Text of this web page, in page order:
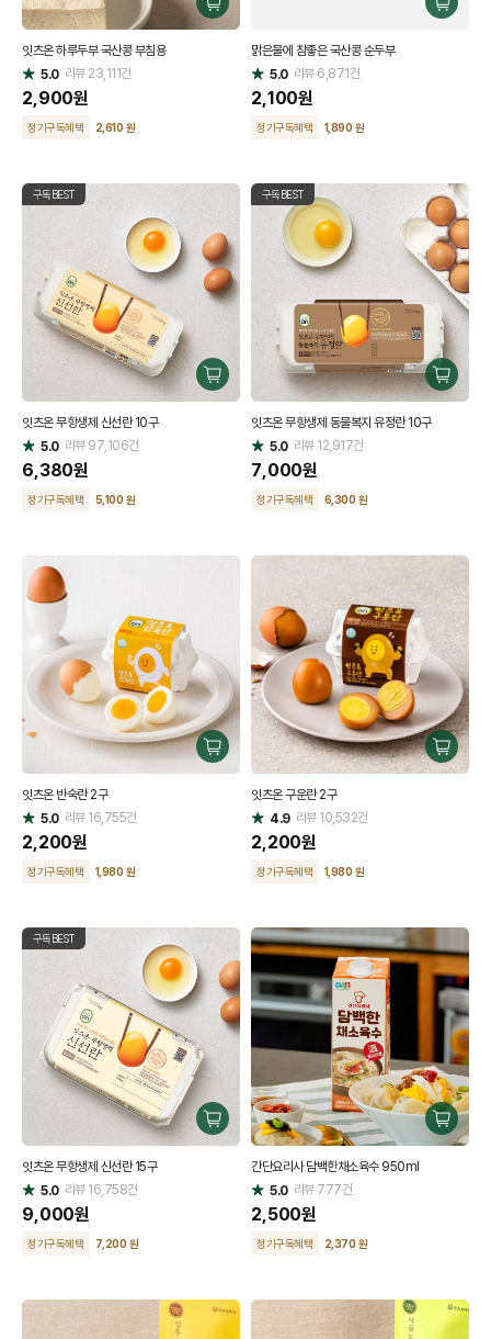
구
매
잇츠온 하루두부 국산콩 부침용
별
점
5.0 리뷰23,111건
2,900원
정기구독혜택 2,610 원
구
맑은물에 참좋은 국산콩 순두부
별
점
5.0 리뷰6,871건
2,100원
정기구독혜택 1,890 원
구독BEST
구
매
잇츠온 무항생제 신선란 10구
별
점
5.0 리뷰97,106건
6,380원
정기구독혜택 5,100 원
구독BEST
구
매
잇츠온 무항생제 동물복지 유정란 10구
별
점
5.0 리뷰12,917건
7,000원
정기구독혜택 6,300 원
구
매
잇츠온 반숙란 2구
별
점
5.0 리뷰16,755건
2,200원
정기구독혜택 1,980 원
구
매
잇츠온 구운란 2구
별
점
4.9 리뷰10,532건
2,200원
정기구독혜택 1,980 원
구독BEST
구
매
잇츠온 무항생제 신선란 15구
별
점
5.0 리뷰16,758건
9,000원
정기구독혜택 7,200 원
구
매
간단요리사 담백한채소육수 950ml
별
점
5.0 리뷰777건
2,500원
정기구독혜택 2,370 원